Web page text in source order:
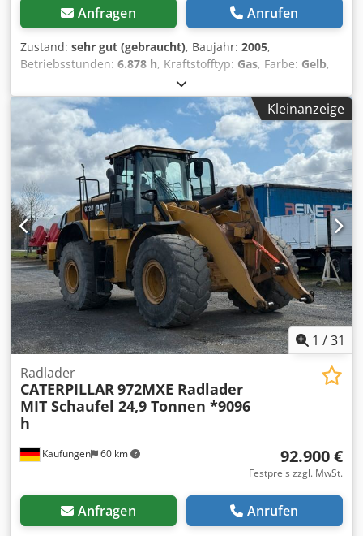
Anfragen Anrufen
Zustand: sehr gut (gebraucht), Baujahr: 2005,
Betriebsstunden: 6.878 h, Kraftstofftyp: Gas, Farbe: Gelb,
Baujahr: 2005 Csdpfx Agezqvxbemsrf Technischer
Zustand: sehr gut Optischer Zustand: sehr gut Wenden Sie
sich an Thierry Leemans, um weitere Informationen zu
erhalten.
Kleinanzeige
1 /31
Kaufungen 60 km
Radlader
CATERPILLAR972MXE Radlader
MIT Schaufel 24,9 Tonnen *9096
h
92.900 €
Festpreis zzgl. MwSt.
Anfragen Anrufen